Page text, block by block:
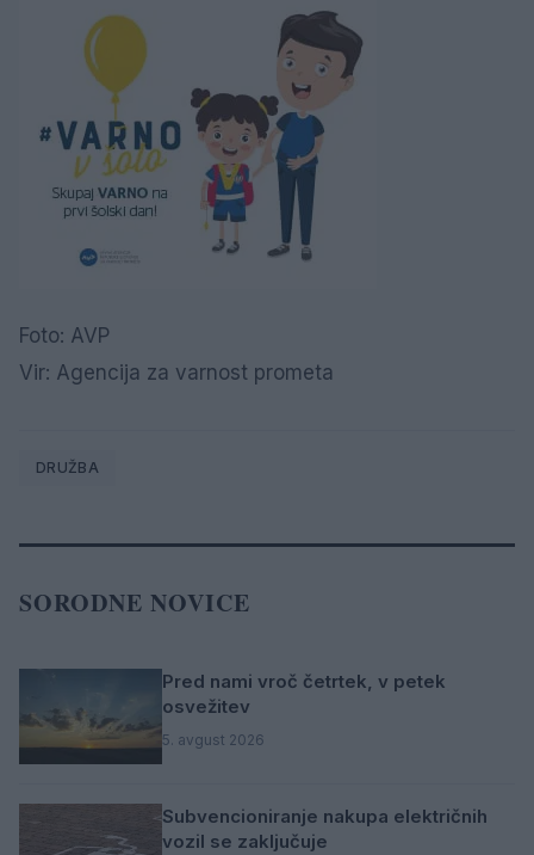
Foto: AVP
Vir: Agencija za varnost prometa
DRUŽBA
SORODNE NOVICE
Pred nami vroč četrtek, v petek
osvežitev
5. avgust 2026
Subvencioniranje nakupa električnih
vozil se zaključuje